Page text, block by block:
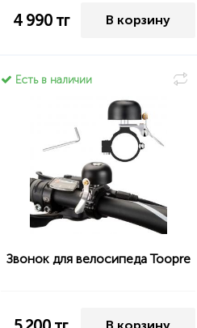
4 990тг В корзину
Есть в наличии
Звонок для велосипеда Toopre